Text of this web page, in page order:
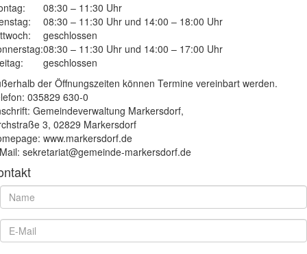
08:30 – 11:30 Uhr
08:30 – 11:30 Uhr und 14:00 – 18:00 Uhr
geschlossen
08:30 – 11:30 Uhr und 14:00 – 17:00 Uhr
geschlossen
der Öffnungszeiten können Termine vereinbart werden.
035829 630-0
Gemeindeverwaltung Markersdorf,
3, 02829 Markersdorf
www.markersdorf.de
sekretariat@gemeinde-markersdorf.de